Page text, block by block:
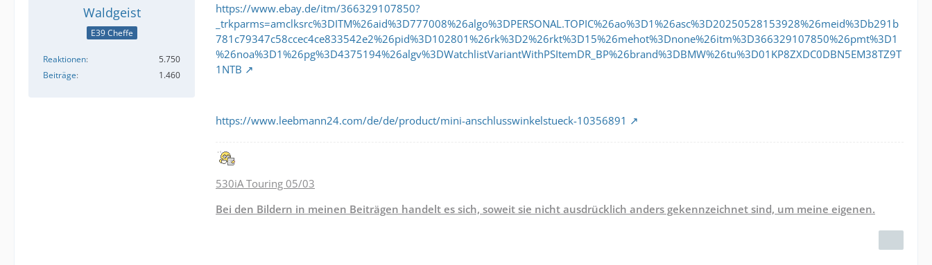
Waldgeist
E39 Cheffe
Reaktionen
5.750
Beiträge
1.460
https://www.ebay.de/itm/366329107850?
_trkparms=amclksrc%3DITM%26aid%3D777008%26algo%3DPERSONAL.TOPIC%26ao%3D1%26asc%3D20250528153928%26meid%3Db291b
781c79347c58ccec4ce833542e2%26pid%3D102801%26rk%3D2%26rkt%3D15%26mehot%3Dnone%26itm%3D366329107850%26pmt%3D1
%26noa%3D1%26pg%3D4375194%26algv%3DWatchlistVariantWithPSItemDR_BP%26brand%3DBMW%26tu%3D01KP8ZXDC0DBN5EM38TZ9T
1NTB
https://www.leebmann24.com/de/de/product/mini-anschlusswinkelstueck-10356891
530iA Touring 05/03
Bei den Bildern in meinen Beiträgen handelt es sich, soweit sie nicht ausdrücklich anders gekennzeichnet sind, um meine eigenen.